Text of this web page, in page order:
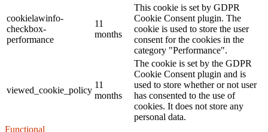
cookielawinfo-
checkbox-
performance
11
months
This cookie is set by GDPR
Cookie Consent plugin. The
cookie is used to store the user
consent for the cookies in the
category "Performance".
viewed_cookie_policy
11
months
The cookie is set by the GDPR
Cookie Consent plugin and is
used to store whether or not user
has consented to the use of
cookies. It does not store any
personal data.
Functional